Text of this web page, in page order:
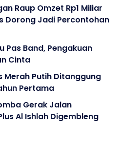
Raup Omzet Rp1 Miliar
Dorong Jadi Percontohan
Pas Band, Pengakuan
Cinta
Merah Putih Ditanggung
Pertama
Gerak Jalan
Al Ishlah Digembleng